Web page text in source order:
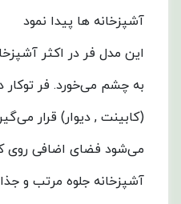
آشپزخانه ها پیدا نمود
این مدل فر در اکثر
به چشم می‌خورد. فر
(کابینت , دیوار) قرار
می‌شود فضای اضافی روی
آشپزخانه جلوه مرتب و